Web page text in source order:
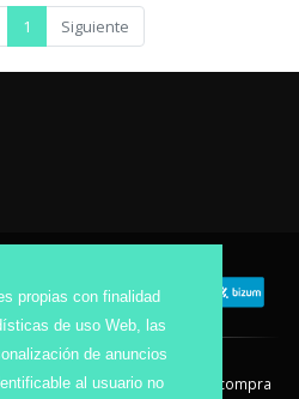
propias con finalidad
de uso Web, las
de anuncios
al usuario no
1 Siguiente
Aviso Legal
Condiciones de compra